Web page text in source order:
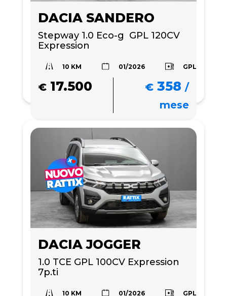
DACIA SANDERO
Stepway 1.0 Eco-g  GPL 120CV
Expression
10 KM 01/2026 GPL
€ 17.500 € 358 /
mese
DACIA JOGGER
1.0 TCE GPL 100CV Expression
7p.ti
10 KM 01/2026 GPL